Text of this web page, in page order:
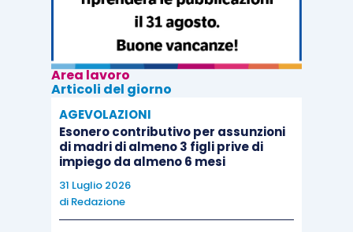
Area lavoro
Articoli del giorno
AGEVOLAZIONI
Esonero contributivo per assunzioni
di madri di almeno 3 figli prive di
impiego da almeno 6 mesi
31 Luglio 2026
di Redazione